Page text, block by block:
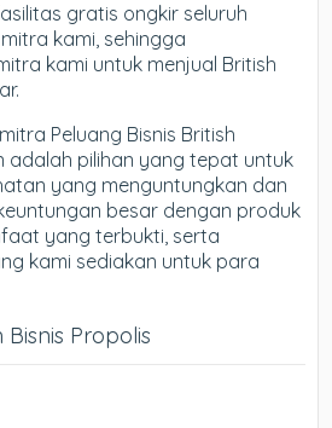
gratis ongkir seluruh
kami, sehingga
kami untuk menjual British
Peluang Bisnis British
adalah pilihan yang tepat untuk
yang menguntungkan dan
besar dengan produk
yang terbukti, serta
kami sediakan untuk para
Propolis